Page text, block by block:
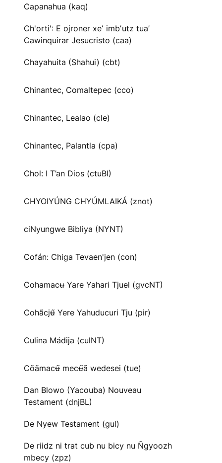
Capanahua (kaq)
Ch'orti': E ojroner xeʼ imbʼutz tuaʼ
Cawinquirar Jesucristo (caa)
Chayahuita (Shahui) (cbt)
Chinantec, Comaltepec (cco)
Chinantec, Lealao (cle)
Chinantec, Palantla (cpa)
Chol: I T’an Dios (ctuBI)
CHYOIYÚNG CHYÚMLAIKÁ (znot)
ciNyungwe Bibliya (NYNT)
Cofán: Chiga Tevaen'jen (con)
Cohamacʉ Yare Yahari Tjuel (gvcNT)
Cohãcjʉ̃ Yere Yahuducuri Tju (pir)
Culina Mádija (culNT)
Cõãmacʉ̃ mecʉ̃ã wedesei (tue)
Dan Blowo (Yacouba) Nouveau
Testament (dnjBL)
De Nyew Testament (gul)
De riidz ni trat cub nu bicy nu Ñgyoozh
mbecy (zpz)